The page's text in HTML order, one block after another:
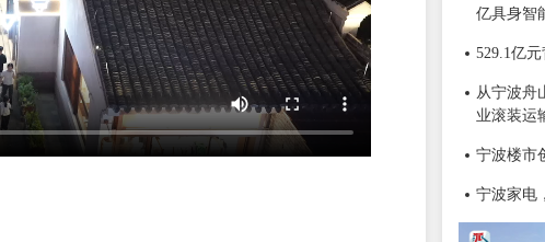
亿具身智
529.1亿
从宁波舟
业滚装运
宁波楼市
宁波家电